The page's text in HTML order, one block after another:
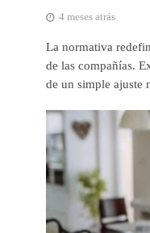
4 meses atrás
La normativa
de las compañías.
de un simple ajuste